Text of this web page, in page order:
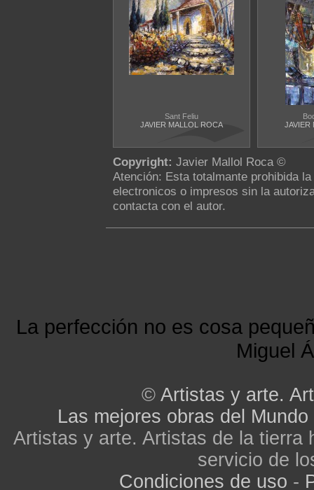
Sant Feliu
JAVIER MALLOL ROCA
JAVIER
Copyright: Javier Mallol Roca ©
Atención: Esta totalmante prohibida
electronicos o impresos sin la
contacta con el autor.
La perfección no es cosa
Miguel
© Artistas y arte.
Las mejores obras del Mundo
Artistas y arte. Artistas de la tierra
servicio de
Condiciones de uso -